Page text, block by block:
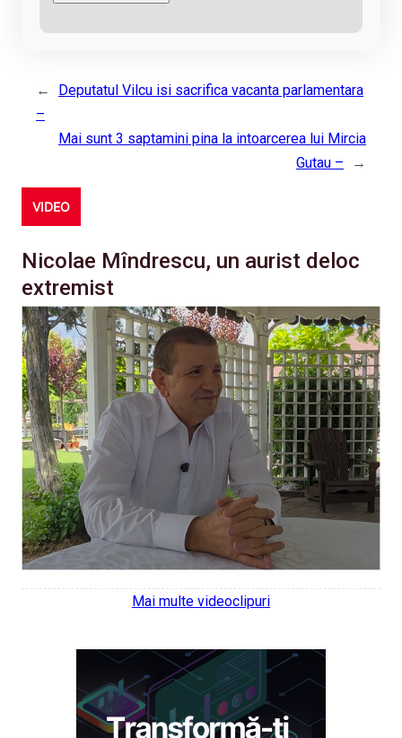
←
Deputatul Vilcu isi sacrifica vacanta parlamentara
–
Mai sunt 3 saptamini pina la intoarcerea lui Mircia
Gutau –
→
VIDEO
Nicolae Mîndrescu, un aurist deloc
extremist
Mai multe videoclipuri